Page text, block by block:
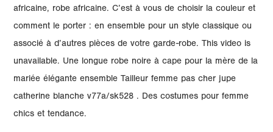
africaine, robe africaine. C’est à vous de choisir la couleur et
comment le porter : en ensemble pour un style classique ou
associé à d’autres pièces de votre garde-robe. This video is
unavailable. Une longue robe noire à cape pour la mère de la
mariée élégante ensemble Tailleur femme pas cher jupe
catherine blanche v77a/sk528 . Des costumes pour femme
chics et tendance.